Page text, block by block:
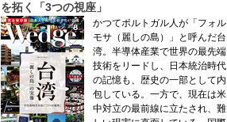
を拓く「3つの視座」
かつてポルトガル人が「フォル
モサ（麗しの島）」と呼んだ台
湾。半導体産業で世界の最先端
技術をリードし、日本統治時代
の記憶も、歴史の一部として内
包している。一方で、現在は米
中対立の最前線に立たされ、難